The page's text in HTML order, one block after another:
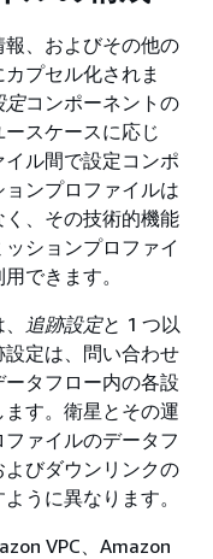
報、およびその他の
プセル化されま
定コンポーネントの
スケースに応じ
ル間で設定コンポ
ンプロファイルは
、その技術的機能
ションプロファイ
できます。
追跡設定と 1 つ以
定は、問い合わせ
タフロー内の各設
す。衛星とその運
ァイルのデータフ
びダウンリンクの
うに異なります。
VPC、Amazon